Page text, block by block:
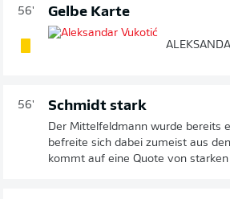
56' Gelbe Karte
56' Schmidt stark
Der Mittelfeldmann wurde bereits
befreite sich dabei zumeist aus
kommt auf eine Quote von